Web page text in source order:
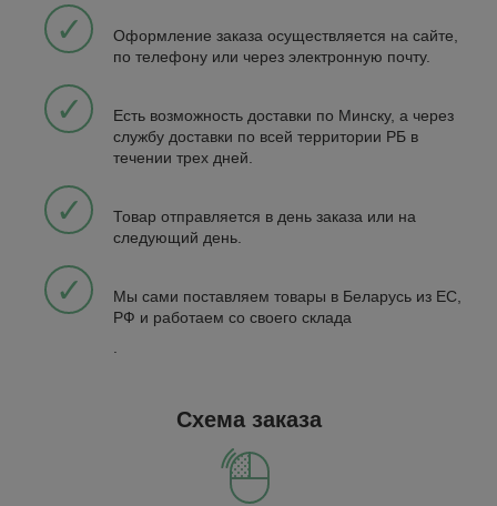
✓
Оформление заказа осуществляется на сайте,
по телефону или через электронную почту.
✓
Есть возможность доставки по Минску, а через
службу доставки по всей территории РБ в
течении трех дней.
✓
Товар отправляется в день заказа или на
следующий день.
✓
Мы сами поставляем товары в Беларусь из EC,
РФ и работаем со своего склада
Схема заказа